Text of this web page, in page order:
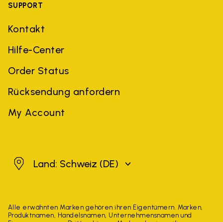
SUPPORT
Kontakt
Hilfe-Center
Order Status
Rücksendung anfordern
My Account
SchweizLand: Schweiz (DE)
Alle erwähnten Marken gehören ihren Eigentümern. Marken,
Produktnamen, Handelsnamen, Unternehmensnamen und